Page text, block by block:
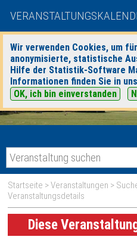
Wir verwenden Cookies, um
anonymisierte, statistische
Hilfe der Statistik-Software
Informationen finden Sie in
OK, ich bin einverstanden
Startseite >Veranstaltungen >
Veranstaltungsdetails
Diese